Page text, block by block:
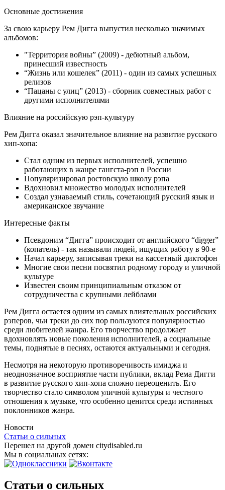
Основные достижения
За свою карьеру Рем Дигга выпустил несколько значимых
альбомов:
"Территория войны” (2009) - дебютный альбом,
принесший известность
“Жизнь или кошелек” (2011) - один из самых успешных
релизов
“Пацаны с улиц” (2013) - сборник совместных работ с
другими исполнителями
Влияние на российскую рэп-культуру
Рем Дигга оказал значительное влияние на развитие русского
хип-хопа:
Стал одним из первых исполнителей, успешно
работающих в жанре гангста-рэп в России
Популяризировал ростовскую школу рэпа
Вдохновил множество молодых исполнителей
Создал узнаваемый стиль, сочетающий русский язык и
американское звучание
Интересные факты
Псевдоним “Дигга” происходит от английского “digger”
(копатель) - так называли людей, ищущих работу в 90-е
Начал карьеру, записывая треки на кассетный диктофон
Многие свои песни посвятил родному городу и уличной
культуре
Известен своим принципиальным отказом от
сотрудничества с крупными лейблами
Рем Дигга остается одним из самых влиятельных российских
рэперов, чьи треки до сих пор пользуются популярностью
среди любителей жанра. Его творчество продолжает
вдохновлять новые поколения исполнителей, а социальные
темы, поднятые в песнях, остаются актуальными и сегодня.
Несмотря на некоторую противоречивость имиджа и
неоднозначное восприятие части публики, вклад Рема Дигги
в развитие русского хип-хопа сложно переоценить. Его
творчество стало символом уличной культуры и честного
отношения к музыке, что особенно ценится среди истинных
поклонников жанра.
Новости
Статьи о сильных
Перешел на другой домен citydisabled.ru
Мы в социальных сетях:
Статьи о сильных